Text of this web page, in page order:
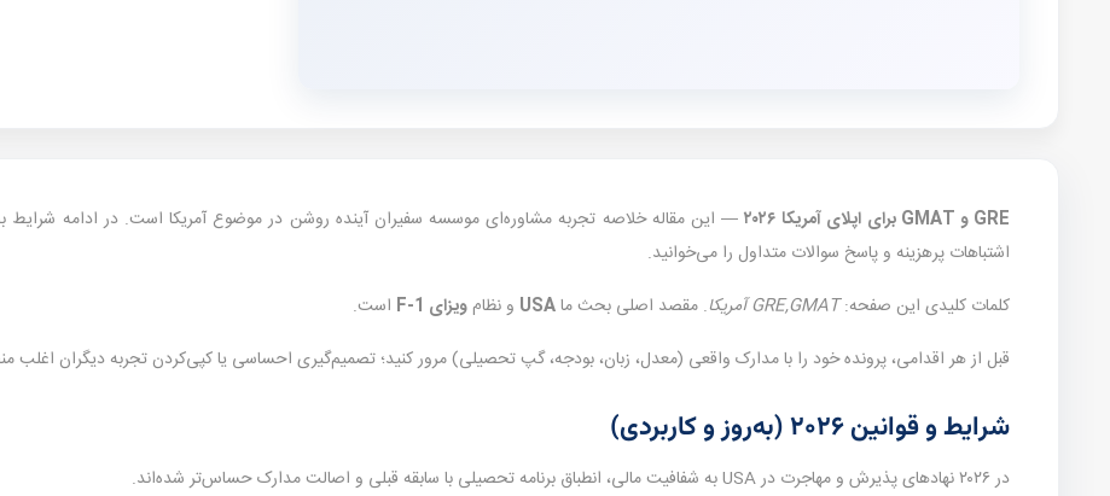
GRE و GMAT برای اپلای آمریکا ۲۰۲۶
اشتباهات پرهزینه و پاسخ سوالات متداول را می‌خوانید.
کلمات کلیدی این صفحه:GRE,GMAT آمریکا . مقصد اصلی بحث ماUSA و نظام ویزای F-1
است.
قبل از هر اقدامی، پرونده خود را با مدارک واقعی (معدل، زبان، بودجه، گپ تحصیلی) مرور کنید؛ تصمیم‌گیری احساسی یا کپی‌کردن تجربه دیگران
شرایط و قوانین ۲۰۲۶ (به‌روز و کاربردی)
در ۲۰۲۶ نهادهای پذیرش و مهاجرت در USA به شفافیت مالی، انطباق برنامه تحصیلی با سابقه قبلی و اصالت مدارک حساس‌تر شده‌اند.